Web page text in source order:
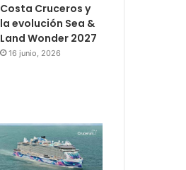
Costa Cruceros y
la evolución Sea &
Land Wonder 2027
16 junio, 2026